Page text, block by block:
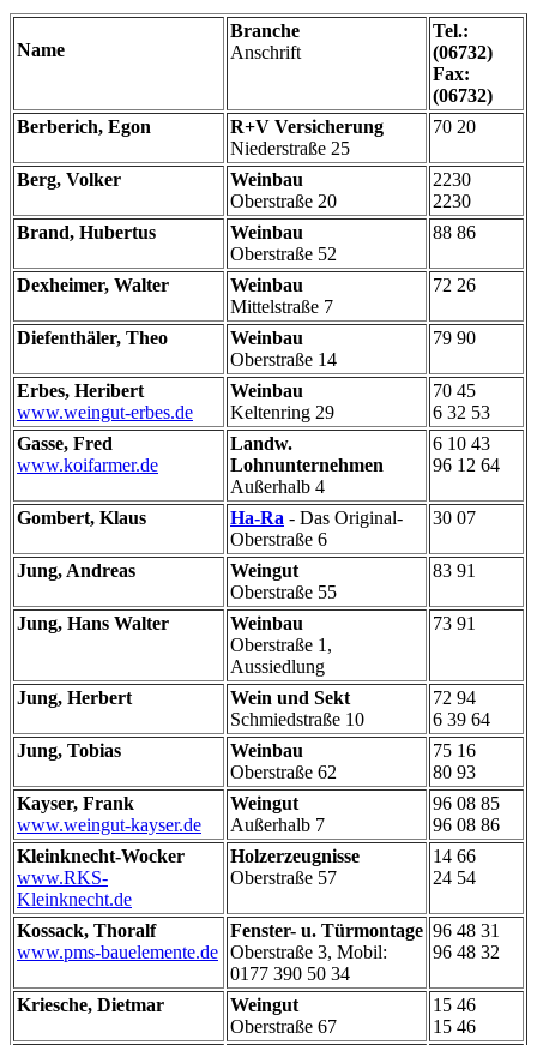
Name
Branche
Anschrift
Tel.:
(06732)
Fax:
(06732)
Berberich, Egon
R+V Versicherung
Niederstraße 25
70 20
Berg, Volker
Weinbau
Oberstraße 20
2230
2230
Brand, Hubertus
Weinbau
Oberstraße 52
88 86
Dexheimer, Walter
Weinbau
Mittelstraße 7
72 26
Diefenthäler, Theo
Weinbau
Oberstraße 14
79 90
Erbes, Heribert
www.weingut-erbes.de
Weinbau
Keltenring 29
70 45
6 32 53
Gasse, Fred
www.koifarmer.de
Landw.
Lohnunternehmen
Außerhalb 4
6 10 43
96 12 64
Gombert, Klaus Ha-Ra - Das Original-
Oberstraße 6
30 07
Jung, Andreas
Weingut
Oberstraße 55
83 91
Jung, Hans Walter
Weinbau
Oberstraße 1,
Aussiedlung
73 91
Jung, Herbert
Wein und Sekt
Schmiedstraße 10
72 94
6 39 64
Jung, Tobias
Weinbau
Oberstraße 62
75 16
80 93
Kayser, Frank
www.weingut-kayser.de
Weingut
Außerhalb 7
96 08 85
96 08 86
Kleinknecht-Wocker
www.RKS-
Kleinknecht.de
Holzerzeugnisse
Oberstraße 57
14 66
24 54
Kossack, Thoralf
www.pms-bauelemente.de
Fenster- u. Türmontage
Oberstraße 3, Mobil:
0177 390 50 34
96 48 31
96 48 32
Kriesche, Dietmar
Weingut
Oberstraße 67
15 46
15 46